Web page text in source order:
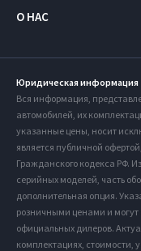
О НАС
Юридическая информация
Вся информация,
автомобилей, их
указанные цены, носит
является публичной
Гражданского кодекса РФ.
серийных моделей, часть
дополнительная опция.
розничными ценами и могут
официальных дилеров.
комплектациях, стоимости,